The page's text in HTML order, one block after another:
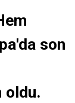
son
oldu.